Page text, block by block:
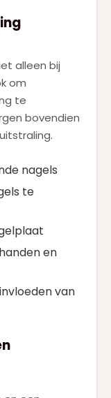
alleen bij
om
te
bovendien
nagels
te
en
van